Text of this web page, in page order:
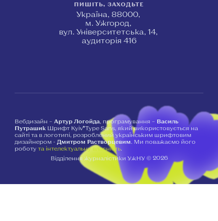
ПИШІТЬ, ЗАХОДЬТЕ
Україна, 88000,
м. Ужгород,
вул. Університетська, 14,
аудиторія 416
Вебдизайн – Артур Логойда, програмування – Василь
Путрашик Шрифт Kyiv*Type Sans, який використовується на
сайті та в логотипі, розроблений українським шрифтовим
дизайнером - Дмитром Растворцевим. Ми поважаємо його
роботу та інтелектуальну власність.
Відділення журналістики УжНУ © 2026